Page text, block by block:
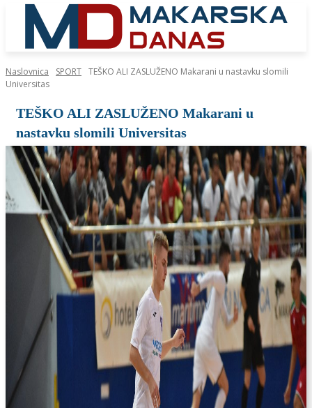
Naslovnica SPORT TEŠKO ALI ZASLUŽENO Makarani u nastavku slomili
Universitas
TEŠKO ALI ZASLUŽENO Makarani u
nastavku slomili Universitas